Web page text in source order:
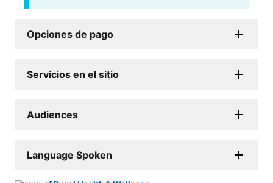
Opciones de pago
Servicios en el sitio
Audiences
Language Spoken